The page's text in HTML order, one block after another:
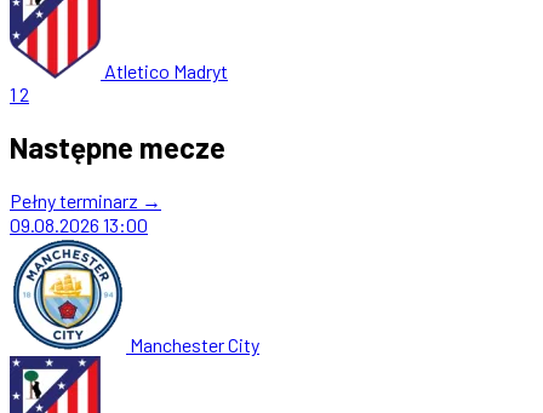
Atletico Madryt
1 2
Następne mecze
Pełny terminarz →
09.08.2026 13:00
Manchester City